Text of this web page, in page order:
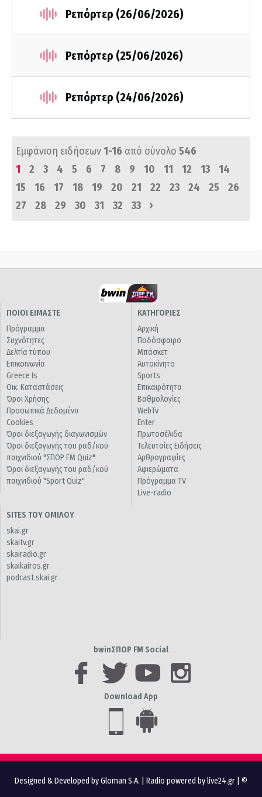
Ρεπόρτερ (26/06/2026)
Ρεπόρτερ (25/06/2026)
Ρεπόρτερ (24/06/2026)
Εμφάνιση ειδήσεων1-16 από σύνολο 546
1
2 3 4 5 6 7 8 9 10 11 12 13
14
15
16 17 18 19 20 21 22 23 24 25
26
27
28 29 30 31 32 33 ›
ΠΟΙΟΙ ΕΙΜΑΣΤΕ
Πρόγραμμα
Συχνότητες
Δελτία τύπου
Επικοινωνία
Greece Is
Οικ. Καταστάσεις
Όροι Χρήσης
Προσωπικά Δεδομένα
Cookies
Όροι διεξαγωγής διαγωνισμών
Όροι διεξαγωγής του ραδ/κού
παιχνιδιού "ΣΠΟΡ FM Quiz"
Όροι διεξαγωγής του ραδ/κού
παιχνιδιού "Sport Quiz"
ΚΑΤΗΓΟΡΙΕΣ
Αρχική
Ποδόσφαιρο
Μπάσκετ
Αυτοκίνητο
Sports
Επικαιρότητα
Βαθμολογίες
WebTv
Enter
Πρωτοσέλιδα
Τελευταίες Ειδήσεις
Αρθρογραφίες
Αφιερώματα
Πρόγραμμα TV
Live-radio
SITES ΤΟΥ ΟΜΙΛΟΥ
skai.gr
skaitv.gr
skairadio.gr
skaikairos.gr
podcast.skai.gr
bwinΣΠΟΡ FM Social
Download App
Designed & Developed by Gloman S.A. Radio powered by live24.gr | ©